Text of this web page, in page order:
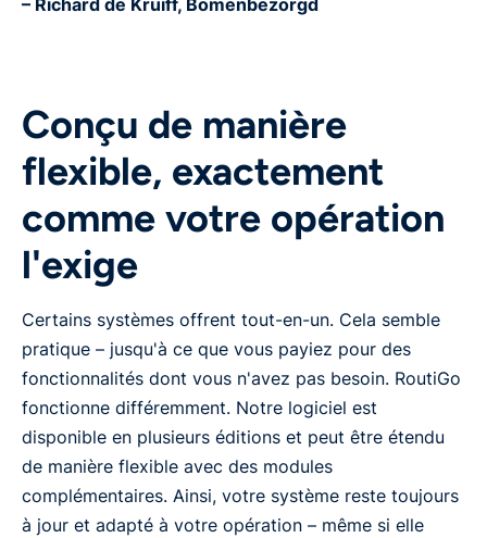
– Richard de Kruiff, Bomenbezorgd
Conçu de manière
flexible, exactement
comme votre opération
l'exige
Certains systèmes offrent tout-en-un. Cela semble
pratique – jusqu'à ce que vous payiez pour des
fonctionnalités dont vous n'avez pas besoin. RoutiGo
fonctionne différemment. Notre logiciel est
disponible en plusieurs éditions et peut être étendu
de manière flexible avec des modules
complémentaires. Ainsi, votre système reste toujours
à jour et adapté à votre opération – même si elle